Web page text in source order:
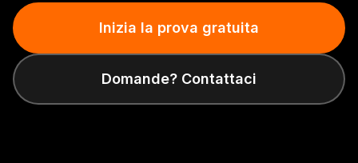
Inizia la prova gratuita
Domande? Contattaci